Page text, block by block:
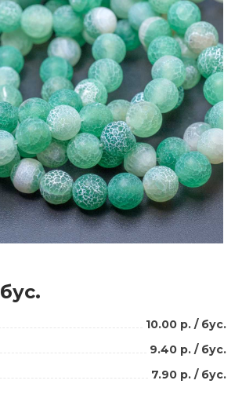
бус.
10.00 р. / бус.
9.40 р. / бус.
7.90 р. / бус.